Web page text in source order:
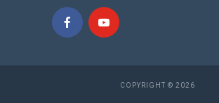
COPYRIGHT © 2026